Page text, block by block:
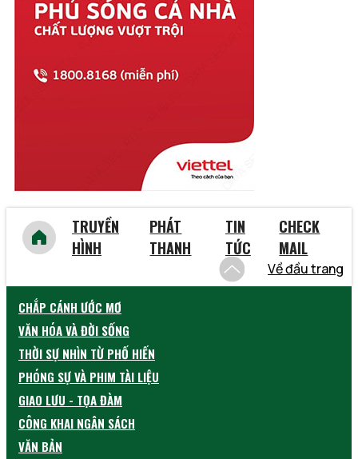
Trà Vinh
Tuyên Quang
Vĩnh Phúc
Vũng Tàu
TRUYỀN
HÌNH
PHÁT
THANH
TIN
TỨC
CHECK
MAIL
Về đầu trang
CHẮP CÁNH ƯỚC MƠ
VĂN HÓA VÀ ĐỜI SỐNG
THỜI SỰ NHÌN TỪ PHỐ HIẾN
PHÓNG SỰ VÀ PHIM TÀI LIỆU
GIAO LƯU - TỌA ĐÀM
CÔNG KHAI NGÂN SÁCH
VĂN BẢN